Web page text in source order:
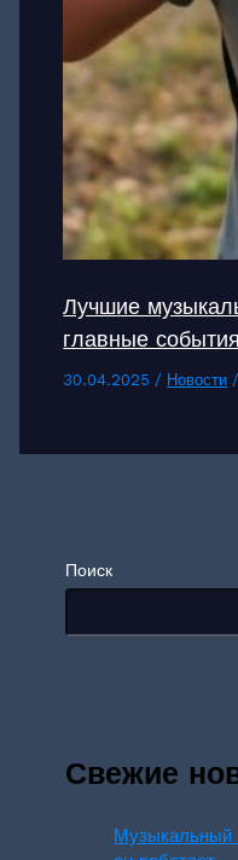
Лучшие
главные
30.04.2025 / Новости
Поиск
Свежие
Музыкальный